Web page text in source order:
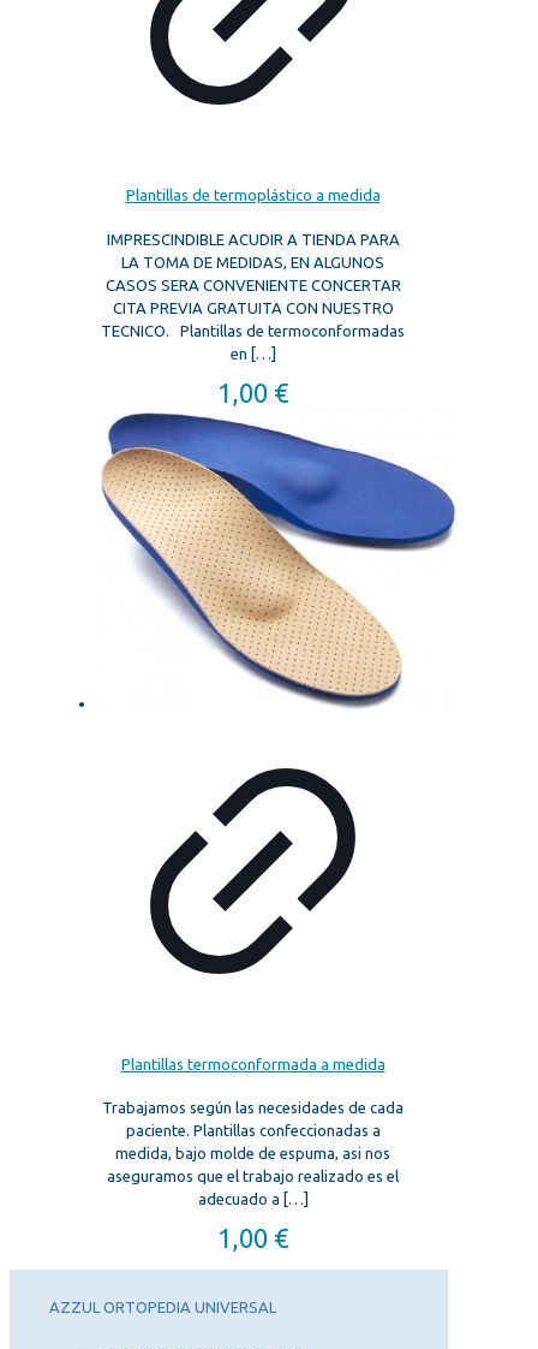
Plantillas de termoplástico a medida
IMPRESCINDIBLE ACUDIR A TIENDA PARA
LA TOMA DE MEDIDAS, EN ALGUNOS
CASOS SERA CONVENIENTE CONCERTAR
CITA PREVIA GRATUITA CON NUESTRO
TECNICO. Plantillas de termoconformadas
en […]
1,00 €
Plantillas termoconformada a medida
Trabajamos según las necesidades de cada
paciente. Plantillas confeccionadas a
medida, bajo molde de espuma, asi nos
aseguramos que el trabajo realizado es el
adecuado a […]
1,00 €
AZZUL ORTOPEDIA UNIVERSAL